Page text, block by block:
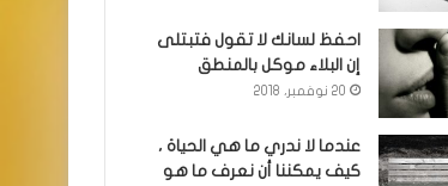
احفظ لسانك لا تقول فتبتلى
إن البلاء موكل بالمنطق
20 نوفمبر، 2018
عندما لا ندري ما هي الحياة ،
كيف يمكننا أن نعرف ما هو